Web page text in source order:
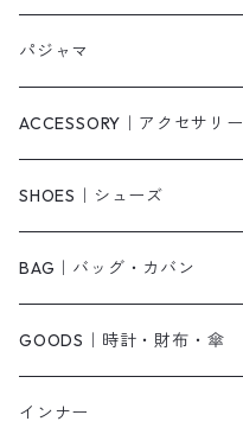
スウェット/パーカー
ニット/セーター
ベアトップ・チューブトップ
その他
ダウンコート
その他
ニットワンピース
ロングワンピース
シャツワンピース
キャミワンピース
オールインワン・サロペット
ジャンパースカート
ショートパンツ
スカート
その他
パジャマ
ACCESSORY｜アクセサリー
ピアス・リング
ネックレス
ベルト
ブレスレット
SHOES｜シューズ
パンプス
サンダル
ショートブーツ・ブーティ
BAG｜バッグ・カバン
ショルダーバッグ
ハンドバッグ
GOODS｜時計・財布・傘
インナー